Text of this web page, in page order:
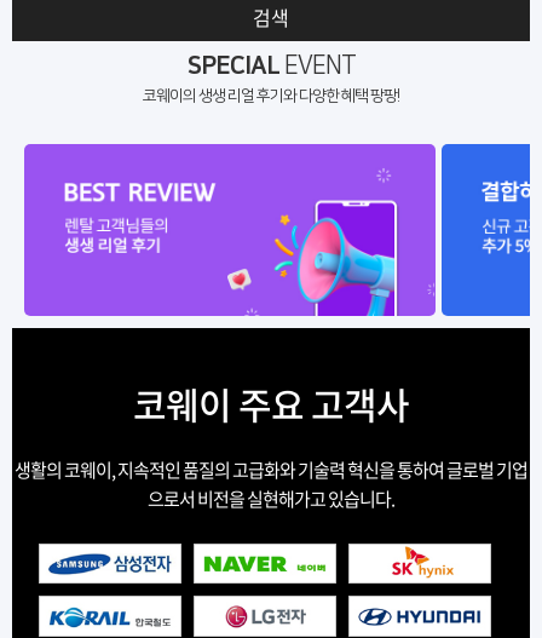
검색
SPECIALEVENT
코웨이의 생생 리얼 후기와 다양한 혜택 팡팡!
코웨이 주요 고객사
생활의 코웨이, 지속적인 품질의 고급화와 기술력 혁신을 통하여 글로벌 기업
으로서 비전을 실현해가고 있습니다.